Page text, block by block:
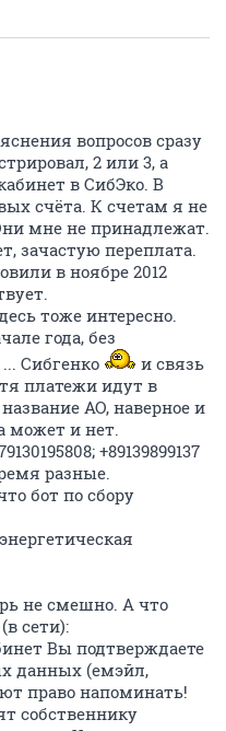
вопросов сразу
2 или 3, а
в СибЭко. В
счёта. К счетам я не
мне не принадлежат.
зачастую переплата.
в ноябре 2012
тоже интересно.
года, без
Сибгенко
и связь
платежи идут в
АО, наверное и
может и нет.
+89139899137
разные.
бот по сбору
не смешно. А что
сети):
Вы подтверждаете
данных (емэйл,
право напоминать!
собственнику